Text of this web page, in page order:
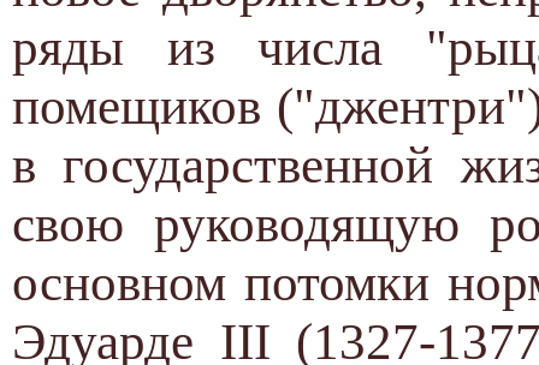
ряды из числа
помещиков
в государственной
свою руководящую
основном потомки
Эдуарде III (1327-